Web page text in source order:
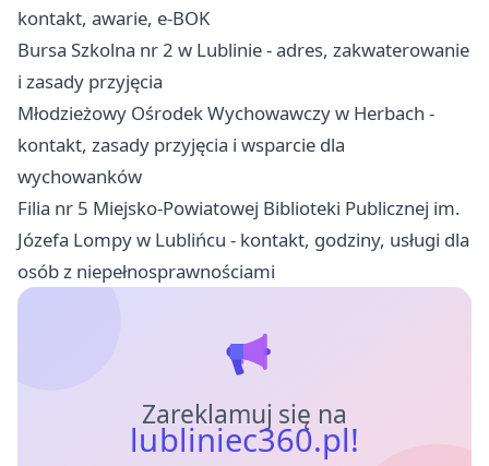
kontakt, awarie, e-BOK
Bursa Szkolna nr 2 w Lublinie - adres, zakwaterowanie
i zasady przyjęcia
Młodzieżowy Ośrodek Wychowawczy w Herbach -
kontakt, zasady przyjęcia i wsparcie dla
wychowanków
Filia nr 5 Miejsko-Powiatowej Biblioteki Publicznej im.
Józefa Lompy w Lublińcu - kontakt, godziny, usługi dla
osób z niepełnosprawnościami
Zareklamuj się na
lubliniec360.pl!